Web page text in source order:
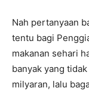
Nah pertanyaan
tentu bagi
makanan sehari
banyak yang
milyaran, lalu